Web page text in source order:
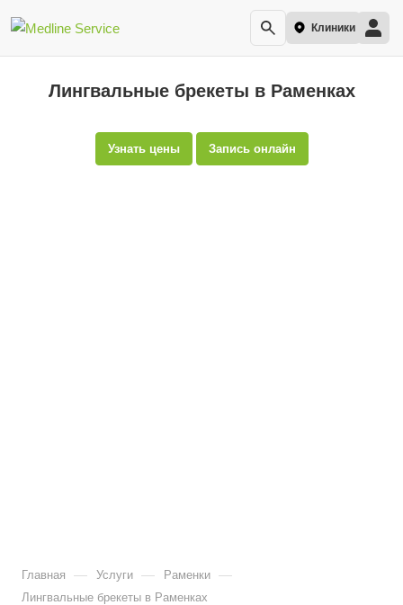
Клиники
Лингвальные брекеты в Раменках
Узнать цены Запись онлайн
Главная — Услуги — Раменки —
Лингвальные брекеты в Раменках